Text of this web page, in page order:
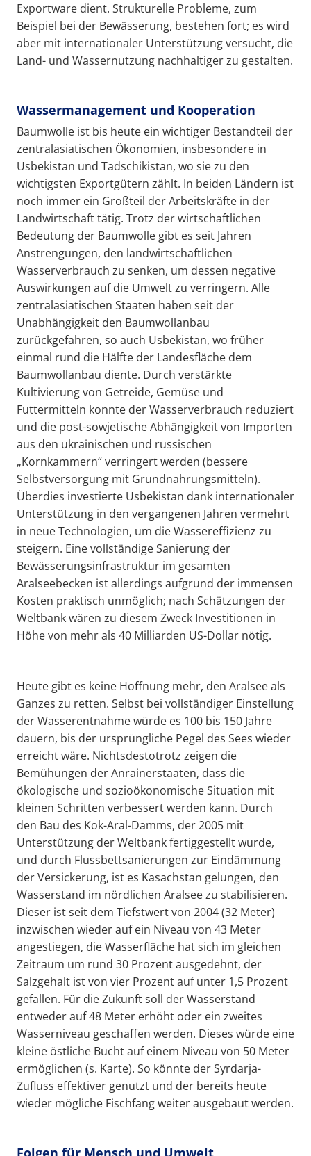
Exportware dient. Strukturelle Probleme, zum
Beispiel bei der Bewässerung, bestehen fort; es wird
aber mit internationaler Unterstützung versucht, die
Land- und Wassernutzung nachhaltiger zu gestalten.
Wassermanagement und Kooperation
Baumwolle ist bis heute ein wichtiger Bestandteil der
zentralasiatischen Ökonomien, insbesondere in
Usbekistan und Tadschikistan, wo sie zu den
wichtigsten Exportgütern zählt. In beiden Ländern ist
noch immer ein Großteil der Arbeitskräfte in der
Landwirtschaft tätig. Trotz der wirtschaftlichen
Bedeutung der Baumwolle gibt es seit Jahren
Anstrengungen, den landwirtschaftlichen
Wasserverbrauch zu senken, um dessen negative
Auswirkungen auf die Umwelt zu verringern. Alle
zentralasiatischen Staaten haben seit der
Unabhängigkeit den Baumwollanbau
zurückgefahren, so auch Usbekistan, wo früher
einmal rund die Hälfte der Landesfläche dem
Baumwollanbau diente. Durch verstärkte
Kultivierung von Getreide, Gemüse und
Futtermitteln konnte der Wasserverbrauch reduziert
und die post-sowjetische Abhängigkeit von Importen
aus den ukrainischen und russischen
„Kornkammern“ verringert werden (bessere
Selbstversorgung mit Grundnahrungsmitteln).
Überdies investierte Usbekistan dank internationaler
Unterstützung in den vergangenen Jahren vermehrt
in neue Technologien, um die Wassereffizienz zu
steigern. Eine vollständige Sanierung der
Bewässerungsinfrastruktur im gesamten
Aralseebecken ist allerdings aufgrund der immensen
Kosten praktisch unmöglich; nach Schätzungen der
Weltbank wären zu diesem Zweck Investitionen in
Höhe von mehr als 40 Milliarden US-Dollar nötig.
Heute gibt es keine Hoffnung mehr, den Aralsee als
Ganzes zu retten. Selbst bei vollständiger Einstellung
der Wasserentnahme würde es 100 bis 150 Jahre
dauern, bis der ursprüngliche Pegel des Sees wieder
erreicht wäre. Nichtsdestotrotz zeigen die
Bemühungen der Anrainerstaaten, dass die
ökologische und sozioökonomische Situation mit
kleinen Schritten verbessert werden kann. Durch
den Bau des Kok-Aral-Damms, der 2005 mit
Unterstützung der Weltbank fertiggestellt wurde,
und durch Flussbettsanierungen zur Eindämmung
der Versickerung, ist es Kasachstan gelungen, den
Wasserstand im nördlichen Aralsee zu stabilisieren.
Dieser ist seit dem Tiefstwert von 2004 (32 Meter)
inzwischen wieder auf ein Niveau von 43 Meter
angestiegen, die Wasserfläche hat sich im gleichen
Zeitraum um rund 30 Prozent ausgedehnt, der
Salzgehalt ist von vier Prozent auf unter 1,5 Prozent
gefallen. Für die Zukunft soll der Wasserstand
entweder auf 48 Meter erhöht oder ein zweites
Wasserniveau geschaffen werden. Dieses würde eine
kleine östliche Bucht auf einem Niveau von 50 Meter
ermöglichen (s. Karte). So könnte der Syrdarja-
Zufluss effektiver genutzt und der bereits heute
wieder mögliche Fischfang weiter ausgebaut werden.
Folgen für Mensch und Umwelt